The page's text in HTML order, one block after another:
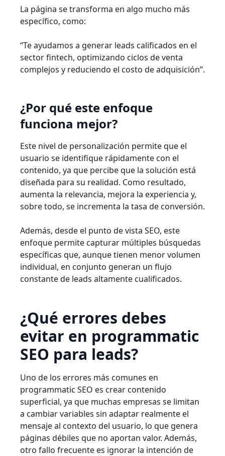
La página se transforma en algo mucho más
específico, como:
“Te ayudamos a generar leads calificados en el
sector fintech, optimizando ciclos de venta
complejos y reduciendo el costo de adquisición”.
¿Por qué este enfoque
funciona mejor?
Este nivel de personalización permite que el
usuario se identifique rápidamente con el
contenido, ya que percibe que la solución está
diseñada para su realidad. Como resultado,
aumenta la relevancia, mejora la experiencia y,
sobre todo, se incrementa la tasa de conversión.
Además, desde el punto de vista SEO, este
enfoque permite capturar múltiples búsquedas
específicas que, aunque tienen menor volumen
individual, en conjunto generan un flujo
constante de leads altamente cualificados.
¿Qué errores debes
evitar en programmatic
SEO para leads?
Uno de los errores más comunes en
programmatic SEO es crear contenido
superficial, ya que muchas empresas se limitan
a cambiar variables sin adaptar realmente el
mensaje al contexto del usuario, lo que genera
páginas débiles que no aportan valor. Además,
otro fallo frecuente es ignorar la intención de